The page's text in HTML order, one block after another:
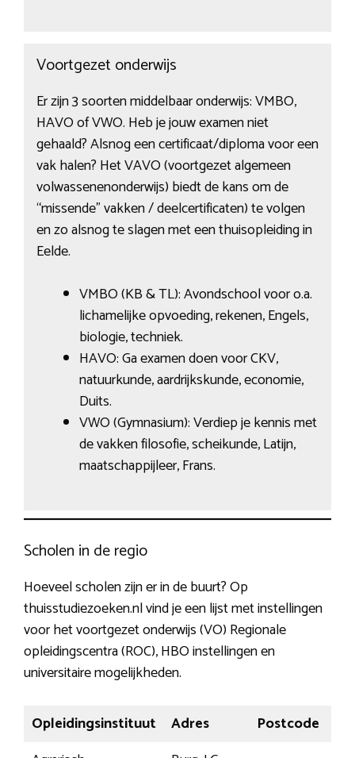
Voortgezet onderwijs
Er zijn 3 soorten middelbaar onderwijs: VMBO,
HAVO of VWO. Heb je jouw examen niet
gehaald? Alsnog een certificaat/diploma voor een
vak halen? Het VAVO (voortgezet algemeen
volwassenenonderwijs) biedt de kans om de
“missende” vakken / deelcertificaten) te volgen
en zo alsnog te slagen met een thuisopleiding in
Eelde.
VMBO (KB & TL): Avondschool voor o.a.
lichamelijke opvoeding, rekenen, Engels,
biologie, techniek.
HAVO: Ga examen doen voor CKV,
natuurkunde, aardrijkskunde, economie,
Duits.
VWO (Gymnasium): Verdiep je kennis met
de vakken filosofie, scheikunde, Latijn,
maatschappijleer, Frans.
Scholen in de regio
Hoeveel scholen zijn er in de buurt? Op
thuisstudiezoeken.nl vind je een lijst met instellingen
voor het voortgezet onderwijs (VO) Regionale
opleidingscentra (ROC), HBO instellingen en
universitaire mogelijkheden.
Opleidingsinstituut Adres Postcode